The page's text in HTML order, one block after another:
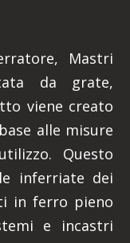
Mastri
da grate,
viene creato
alle misure
Questo
inferriate dei
in ferro pieno
e incastri